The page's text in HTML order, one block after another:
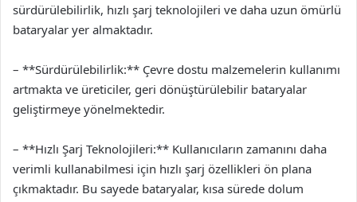
sürdürülebilirlik, hızlı şarj teknolojileri ve daha uzun ömürlü
bataryalar yer almaktadır.
– **Sürdürülebilirlik:** Çevre dostu malzemelerin kullanımı
artmakta ve üreticiler, geri dönüştürülebilir bataryalar
geliştirmeye yönelmektedir.
– **Hızlı Şarj Teknolojileri:** Kullanıcıların zamanını daha
verimli kullanabilmesi için hızlı şarj özellikleri ön plana
çıkmaktadır. Bu sayede bataryalar, kısa sürede dolum